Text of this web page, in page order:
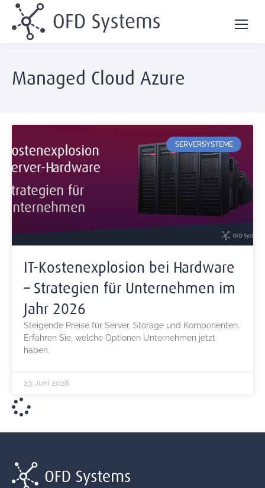
Managed Cloud Azure
SERVERSYSTEME
IT-Kostenexplosion bei Hardware
– Strategien für Unternehmen im
Jahr 2026
Steigende Preise für Server, Storage und Komponenten.
Erfahren Sie, welche Optionen Unternehmen jetzt
haben.
23. Juni 2026